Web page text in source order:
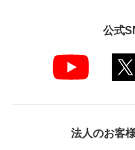
公式
法人のお客